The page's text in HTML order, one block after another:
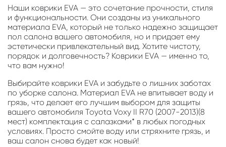
Наши коврики EVA — это сочетание прочности, стиля
и функциональности. Они созданы из уникального
материала EVA, который не только надежно защищает
пол салона вашего автомобиля, но и придает ему
эстетически привлекательный вид. Хотите чистоту,
порядок и долговечность? Коврики EVA — именно то,
что вам нужно!
Выбирайте коврики EVA и забудьте о лишних заботах
по уборке салона. Материал EVA не впитывает воду и
грязь, что делает его лучшим выбором для защиты
вашего автомобиля Toyota Voxy II R70 (2007-2013)(8
мест) комплектация с салазками* в любых погодных
условиях. Просто смойте воду или стряхните грязь, и
ваш салон снова будет как новый!